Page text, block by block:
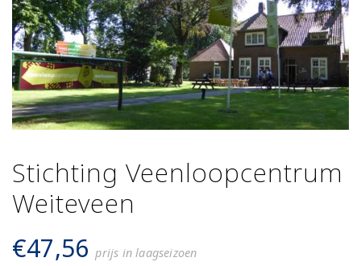
Stichting Veenloopcentrum
Weiteveen
€47,56 prijs in laagseizoen